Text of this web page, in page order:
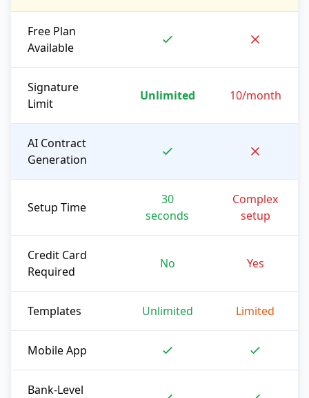
Free Plan
Available
Signature
Limit
Unlimited 10/month
AI Contract
Generation
Setup Time
30
seconds
Complex
setup
Credit Card
Required
No Yes
Templates Unlimited Limited
Mobile App
Bank-Level